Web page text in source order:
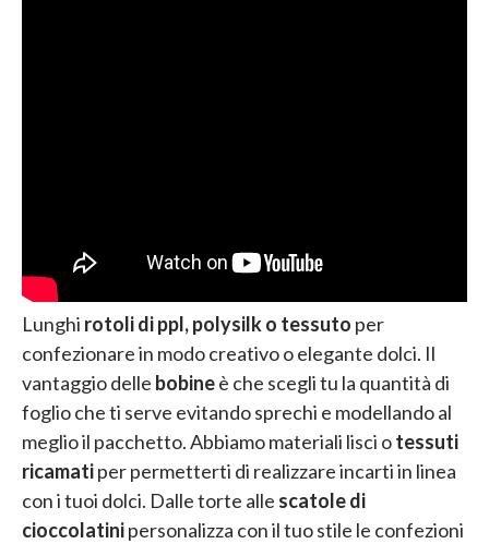
Lunghi rotoli di ppl, polysilko tessuto per
confezionare in modo creativo o elegante dolci. Il
vantaggio delle bobineè che scegli tu la quantità di
foglio che ti serve evitando sprechi e modellando al
meglio il pacchetto. Abbiamo materiali lisci otessuti
ricamatiper permetterti di realizzare incarti in linea
con i tuoi dolci. Dalle torte alle scatole di
cioccolatinipersonalizza con il tuo stile le confezioni